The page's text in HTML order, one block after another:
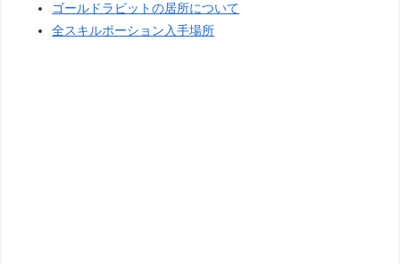
ゴールドラビットの居所について
全スキルポーション入手場所